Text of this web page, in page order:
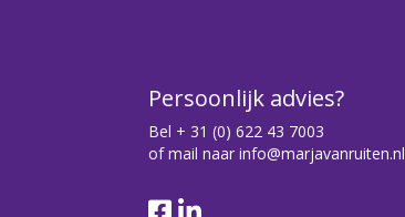
Persoonlijk advies?
Bel + 31 (0) 622 43 7003
of mail naarinfo@marjavanruiten.nl